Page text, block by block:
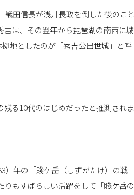
田信長が浅井長政を倒した後のこと
は、その翌年から琵琶湖の南西に城
地としたのが「秀吉公出世城」と呼
る10代のはじめだったと推測されま
）年の「賤ケ岳（しずがたけ）の戦
もすばらしい活躍をして「賤ケ岳の